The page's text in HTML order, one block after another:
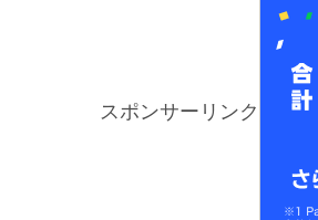
スポンサーリンク